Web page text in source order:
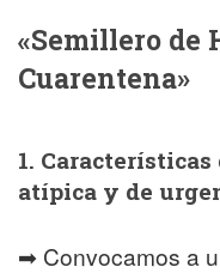
«Semillero de
Cuarentena»
1.
atípica y de
➡ Convocamos a